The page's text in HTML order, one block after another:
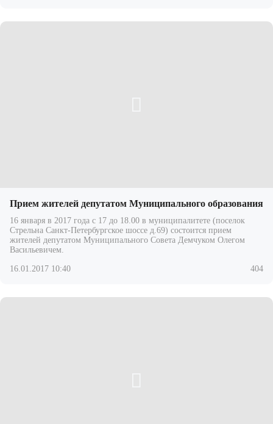
Прием жителей депутатом Муниципального образования
16 января в 2017 года с 17 до 18.00 в муниципалитете (поселок
Стрельна Санкт-Петербургское шоссе д.69) состоится прием
жителей депутатом Муниципального Совета Демчуком Олегом
Васильевичем.
16.01.2017 10:40 404